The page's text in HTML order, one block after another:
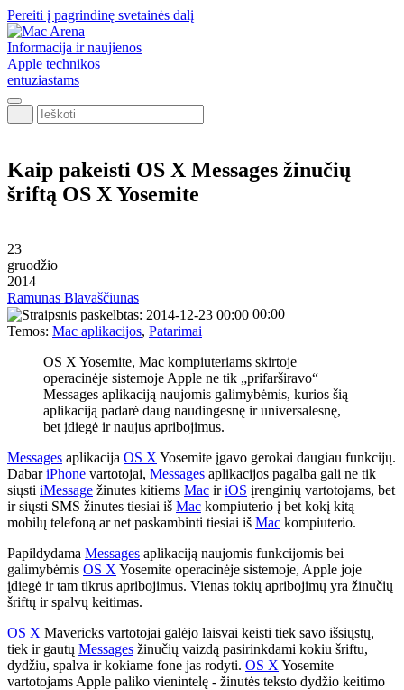
Pereiti į pagrindinę svetainės dalį
Informacija ir naujienos
Apple technikos
entuziastams
Ieškoti
Kaip pakeisti OS X Messages žinučių
šriftą OS X Yosemite
23
gruodžio
2014
Ramūnas Blavaščiūnas
00:00
Temos: Mac aplikacijos, Patarimai
OS X Yosemite, Mac kompiuteriams skirtoje
operacinėje sistemoje Apple ne tik „prifarširavo“
Messages aplikaciją naujomis galimybėmis, kurios šią
aplikaciją padarė daug naudingesnę ir universalesnę,
bet įdiegė ir naujus apribojimus.
Messages aplikacija OS X Yosemite įgavo gerokai daugiau funkcijų.
DabariPhone vartotojai, Messages aplikacijos pagalba gali ne tik
siųsti iMessage žinutes kitiems Mac iriOS įrenginių vartotojams, bet
ir siųsti SMS žinutes tiesiai iš Mac kompiuterio į bet kokį kitą
mobilų telefoną ar net paskambinti tiesiai iš Mac kompiuterio.
Papildydama Messages aplikaciją naujomis funkcijomis bei
galimybėmis OS X Yosemite operacinėje sistemoje, Apple joje
įdiegė ir tam tikrus apribojimus. Vienas tokių apribojimų yra žinučių
šriftų ir spalvų keitimas.
OS X Mavericks vartotojai galėjo laisvai keisti tiek savo išsiųstų,
tiek ir gautų Messages žinučių vaizdą pasirinkdami kokiu šriftu,
dydžiu, spalva ir kokiame fone jas rodyti. OS X Yosemite
vartotojams Apple paliko vienintelę - žinutės teksto dydžio keitimo